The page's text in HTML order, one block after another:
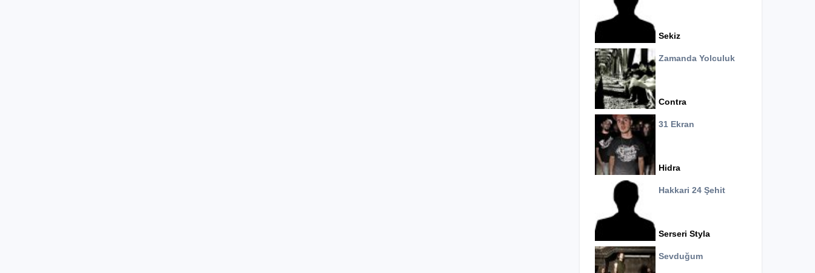
Sekiz
Zamanda Yolculuk
Contra
31 Ekran
Hidra
Hakkari 24 Şehit
Serseri Styla
Sevduğum